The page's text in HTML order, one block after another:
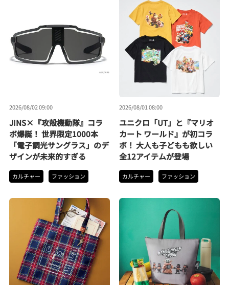
2026/08/02 09:00
JINS×『攻殻機動隊』コラ
ボ爆誕！ 世界限定1000本
「電子調光サングラス」のデ
ザインが未来的すぎる
カルチャー ファッション
2026/08/01 08:00
ユニクロ「UT」と『マリオ
カート ワールド』が初コラ
ボ！ 大人も子どもも欲しい
全12アイテムが登場
カルチャー ファッション